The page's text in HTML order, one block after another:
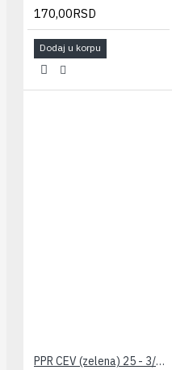
170,00RSD
Dodaj u korpu
PPR CEV (zelena) 25 - 3/4" PESTAN